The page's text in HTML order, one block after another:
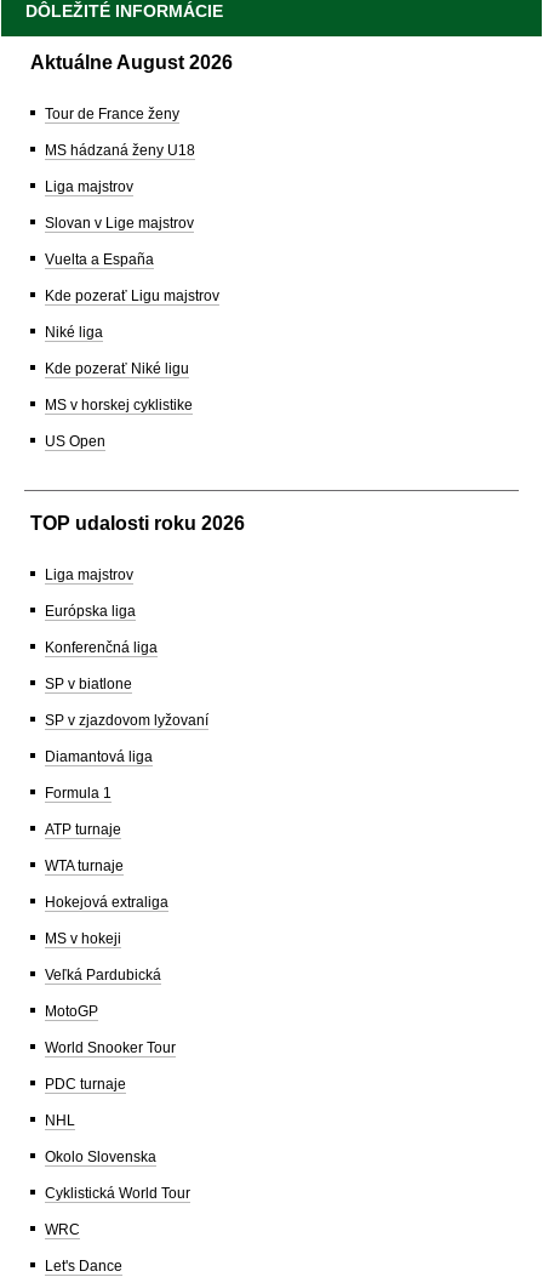
DÔLEŽITÉ INFORMÁCIE
Aktuálne August 2026
Tour de France ženy
MS hádzaná ženy U18
Liga majstrov
Slovan v Lige majstrov
Vuelta a España
Kde pozerať Ligu majstrov
Niké liga
Kde pozerať Niké ligu
MS v horskej cyklistike
US Open
TOP udalosti roku 2026
Liga majstrov
Európska liga
Konferenčná liga
SP v biatlone
SP v zjazdovom lyžovaní
Diamantová liga
Formula 1
ATP turnaje
WTA turnaje
Hokejová extraliga
MS v hokeji
Veľká Pardubická
MotoGP
World Snooker Tour
PDC turnaje
NHL
Okolo Slovenska
Cyklistická World Tour
WRC
Let's Dance